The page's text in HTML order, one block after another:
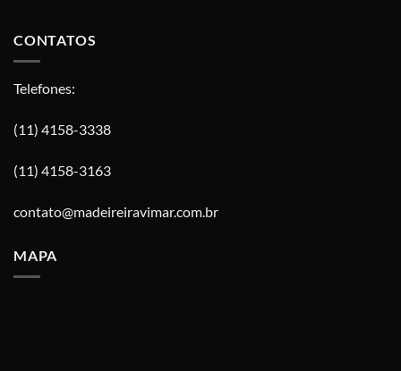
CONTATOS
Telefones:
(11) 4158-3338
(11) 4158-3163
contato@madeireiravimar.com.br
MAPA